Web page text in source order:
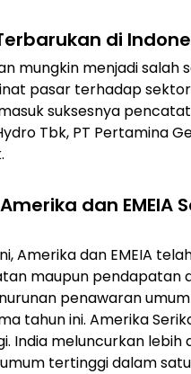
di
mungkin menjadi salah
pasar terhadap
suksesnya
Tbk, PT Pertamina
dan EMEIA
Amerika dan EMEIA
maupun pendapatan
penawaran
tahun ini. Amerika
India meluncurkan lebih
tertinggi dalam